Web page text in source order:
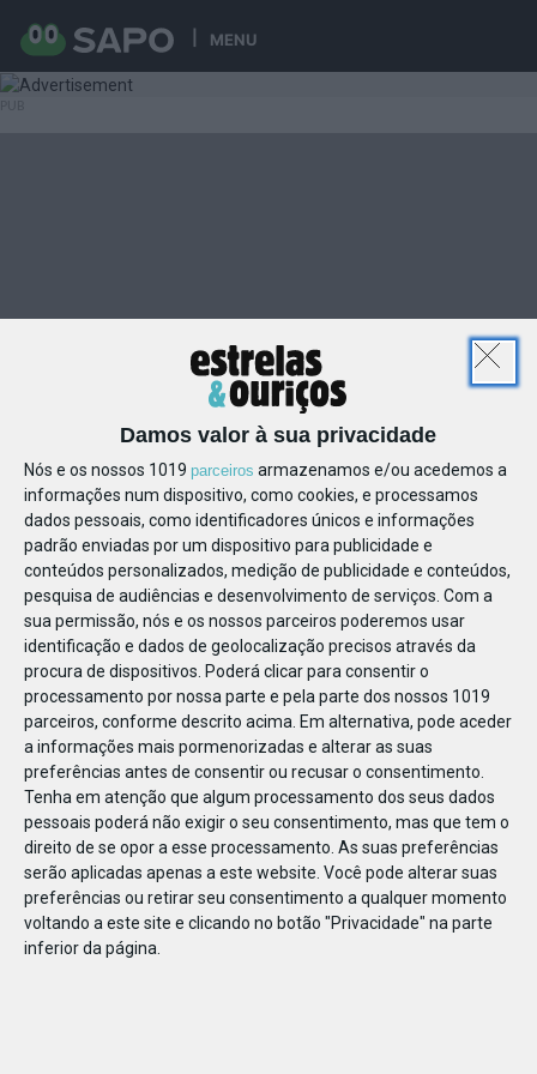
MENU
Damos valor à sua privacidade
Nós e os nossos 1019 parceiros armazenamos e/ou acedemos a
informações num dispositivo, como cookies, e processamos
dados pessoais, como identificadores únicos e informações
padrão enviadas por um dispositivo para publicidade e
conteúdos personalizados, medição de publicidade e conteúdos,
pesquisa de audiências e desenvolvimento de serviços. Com a
sua permissão, nós e os nossos parceiros poderemos usar
identificação e dados de geolocalização precisos através da
procura de dispositivos. Poderá clicar para consentir o
processamento por nossa parte e pela parte dos nossos 1019
parceiros, conforme descrito acima. Em alternativa, pode aceder
a informações mais pormenorizadas e alterar as suas
preferências antes de consentir ou recusar o consentimento.
Tenha em atenção que algum processamento dos seus dados
pessoais poderá não exigir o seu consentimento, mas que tem o
direito de se opor a esse processamento. As suas preferências
serão aplicadas apenas a este website. Você pode alterar suas
preferências ou retirar seu consentimento a qualquer momento
voltando a este site e clicando no botão "Privacidade" na parte
inferior da página.
7905379180764